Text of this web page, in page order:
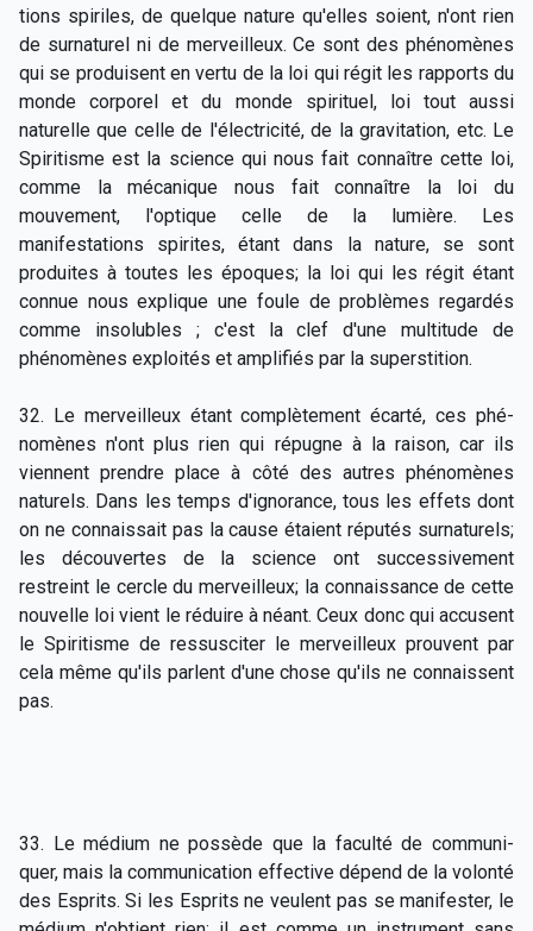
tions spiriles, de quelque nature qu'elles soient, n'ont rien
de surnaturel ni de merveilleux. Ce sont des phénomènes
qui se produisent en vertu de la loi qui régit les rapports du
monde corporel et du monde spirituel, loi tout aussi
naturelle que celle de l'électricité, de la gravitation, etc. Le
Spiritisme est la science qui nous fait connaître cette loi,
comme la mécanique nous fait connaître la loi du
mouvement, l'optique celle de la lumière. Les
manifestations spirites, étant dans la nature, se sont
produites à toutes les époques; la loi qui les régit étant
connue nous explique une foule de problèmes regardés
comme insolubles ; c'est la clef d'une multitude de
phénomènes exploités et amplifiés par la superstition.
32. Le merveilleux étant complètement écarté, ces phé-
nomènes n'ont plus rien qui répugne à la raison, car ils
viennent prendre place à côté des autres phénomènes
naturels. Dans les temps d'ignorance, tous les effets dont
on ne connaissait pas la cause étaient réputés surnaturels;
les découvertes de la science ont successivement
restreint le cercle du merveilleux; la connaissance de cette
nouvelle loi vient le réduire à néant. Ceux donc qui accusent
le Spiritisme de ressusciter le merveilleux prouvent par
cela même qu'ils parlent d'une chose qu'ils ne connaissent
pas.
33. Le médium ne possède que la faculté de communi-
quer, mais la communication effective dépend de la volonté
des Esprits. Si les Esprits ne veulent pas se manifester, le